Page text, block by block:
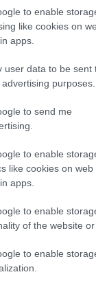
to enable
like cookies on
apps.
user data to be sent
purposes.
to send me
to enable
like cookies on web
apps.
to enable
of the website or
to enable